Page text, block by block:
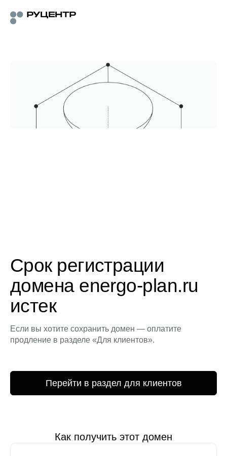
Срок регистрации
домена energo-plan.ru
истек
Если вы хотите сохранить домен — оплатите
продление в разделе «Для клиентов».
Перейти в раздел для клиентов
Как получить этот домен